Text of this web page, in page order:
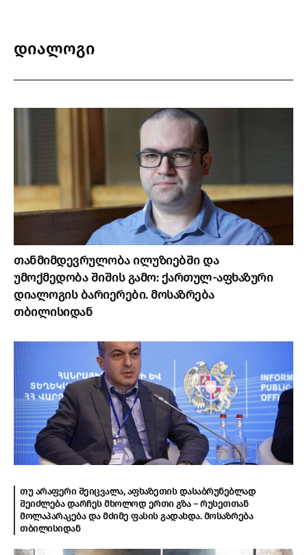
დიალოგი
თანმიმდევრულობა ილუზიებში და
უმოქმედობა შიშის გამო: ქართულ-აფხაზური
დიალოგის ბარიერები. მოსაზრება
თბილისიდან
თუ არაფერი შეიცვალა, აფხაზეთის დასაბრუნებლად
შეიძლება დარჩეს მხოლოდ ერთი გზა – რუსეთთან
მოლაპარაკება და მძიმე ფასის გადახდა. მოსაზრება
თბილისიდან